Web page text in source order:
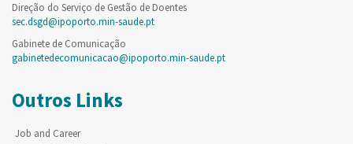
Direção do Serviço de Gestão de Doentes
sec.dsgd@ipoporto.min-saude.pt
Gabinete de Comunicação
gabinetedecomunicacao@ipoporto.min-saude.pt
Outros Links
Job and Career